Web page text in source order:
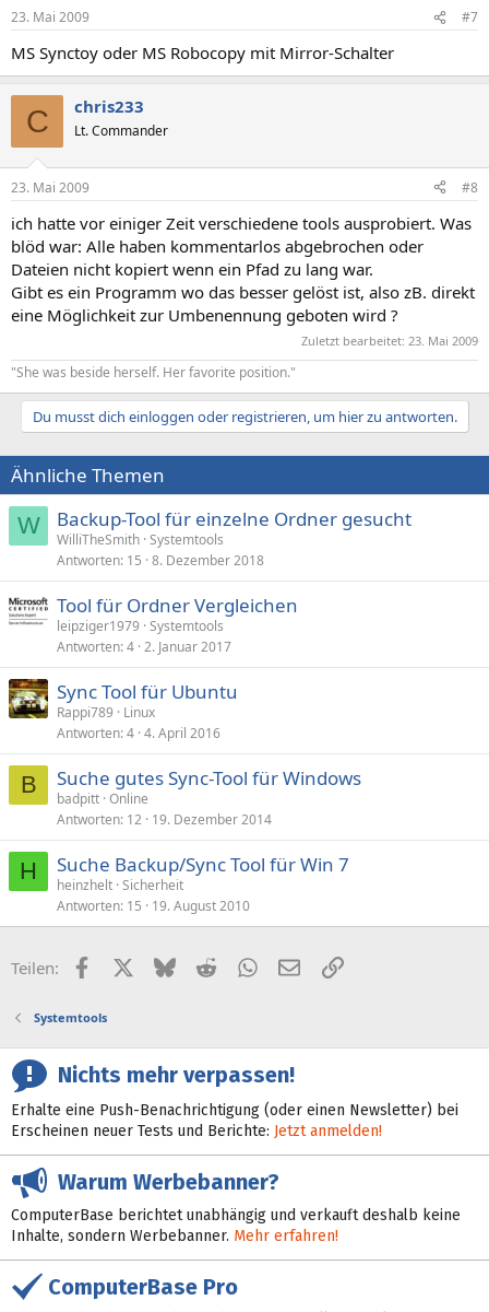
23. Mai 2009 #7
MS Synctoy oder MS Robocopy mit Mirror-Schalter
C chris233
Lt. Commander
23. Mai 2009 #8
ich hatte vor einiger Zeit verschiedene tools ausprobiert. Was
blöd war: Alle haben kommentarlos abgebrochen oder
Dateien nicht kopiert wenn ein Pfad zu lang war.
Gibt es ein Programm wo das besser gelöst ist, also zB. direkt
eine Möglichkeit zur Umbenennung geboten wird ?
Zuletzt bearbeitet: 23. Mai 2009
"She was beside herself. Her favorite position."
Du musst dich einloggen oder registrieren, um hier zu antworten.
Ähnliche Themen
W Backup-Tool für einzelne Ordner gesucht
WilliTheSmith Systemtools
Antworten 15 8. Dezember 2018
Tool für Ordner Vergleichen
leipziger1979 Systemtools
Antworten 4 2. Januar 2017
Sync Tool für Ubuntu
Rappi789
Linux
Antworten 4 4. April 2016
B Suche gutes Sync-Tool für Windows
badpitt Online
Antworten 12 19. Dezember 2014
H Suche Backup/Sync Tool für Win 7
heinzhelt Sicherheit
Antworten 15 19. August 2010
Teilen: FacebookX (Twitter)
BlueskyRedditWhatsApp
E-MailLink
Systemtools
Nichts mehr verpassen!
Erhalte eine Push-Benachrichtigung (oder einen Newsletter) bei
Erscheinen neuer Tests und Berichte: Jetzt anmelden!
Warum Werbebanner?
ComputerBase berichtet unabhängig und verkauft deshalb keine
Inhalte, sondern Werbebanner. Mehr erfahren!
ComputerBase Pro